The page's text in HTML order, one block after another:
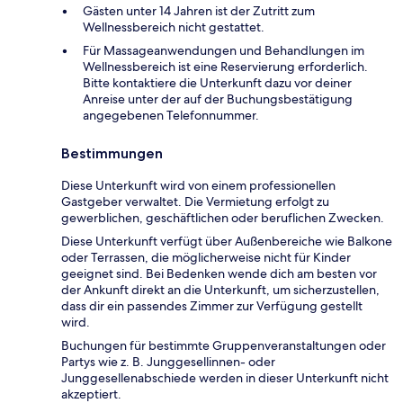
Gästen unter 14 Jahren ist der Zutritt zum
Wellnessbereich nicht gestattet.
Für Massageanwendungen und Behandlungen im
Wellnessbereich ist eine Reservierung erforderlich.
Bitte kontaktiere die Unterkunft dazu vor deiner
Anreise unter der auf der Buchungsbestätigung
angegebenen Telefonnummer.
Bestimmungen
Diese Unterkunft wird von einem professionellen
Gastgeber verwaltet. Die Vermietung erfolgt zu
gewerblichen, geschäftlichen oder beruflichen Zwecken.
Diese Unterkunft verfügt über Außenbereiche wie Balkone
oder Terrassen, die möglicherweise nicht für Kinder
geeignet sind. Bei Bedenken wende dich am besten vor
der Ankunft direkt an die Unterkunft, um sicherzustellen,
dass dir ein passendes Zimmer zur Verfügung gestellt
wird.
Buchungen für bestimmte Gruppenveranstaltungen oder
Partys wie z. B. Junggesellinnen- oder
Junggesellenabschiede werden in dieser Unterkunft nicht
akzeptiert.